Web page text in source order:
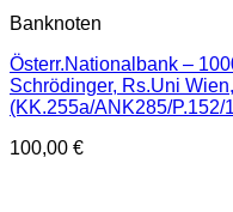
Banknoten
Österr.Nationalbank –
Schrödinger, Rs.Uni
(KK.255a/ANK285/P.152/
100,00 €